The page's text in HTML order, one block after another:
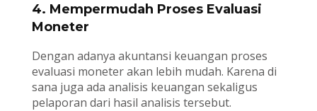
4. Mempermudah Proses Evaluasi
Moneter
Dengan adanya akuntansi keuangan proses
evaluasi moneter akan lebih mudah. Karena di
sana juga ada analisis keuangan sekaligus
pelaporan dari hasil analisis tersebut.